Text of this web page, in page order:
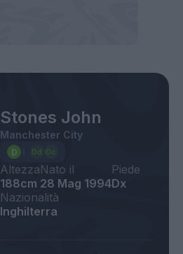
Stones John
Manchester City
Altezza
188cm
Nato il
28 Mag 1994
Piede
Dx
Nazionalità
Inghilterra